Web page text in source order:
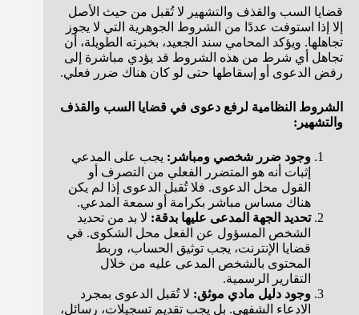
قضايا السب والقذف والتشهير لا تُقبل من حيث الأصل
إلا إذا استوفت عددًا من الشروط الجوهرية التي لا يجوز
تجاهلها. ويؤكد المحامي سند الجعيد، بخبرته الطويلة، أن
تجاهل أي شرط من هذه الشروط قد يؤدي مباشرة إلى
رفض الدعوى أو إسقاطها حتى لو كان هناك ضرر فعلي.
الشروط النظامية لرفع دعوى في قضايا السب والقذف
والتشهير:
وجود ضرر شخصي ومباشر: يجب على المدعي
إثبات أنه هو المتضرر الفعلي من التصرف أو
القول محل الدعوى. فلا تُقبل الدعوى إذا لم يكن
هناك مساس مباشر بكرامة أو سمعة المدعي.
تحديد الجهة المدعى عليها بدقة: لا بد من تحديد
الشخص المسؤول عن الفعل محل الشكوى. في
قضايا الإنترنت، يجب توثيق الحساب، وربط
المحتوى بالشخص المدعى عليه من خلال
التقارير الرسمية.
وجود دليل مادي موثق: لا تُقبل الدعوى بمجرد
الادعاء الشفهي. بل يجب تقديم تسجيلات، رسائل،